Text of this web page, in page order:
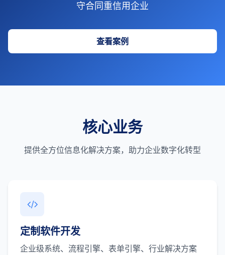
守合同重信用企业
查看案例
核心业务
提供全方位信息化解决方案，助力企业数字化转型
定制软件开发
企业级系统、流程引擎、表单引擎、行业解决方案